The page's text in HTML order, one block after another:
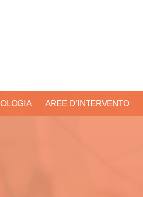
AREE D’INTERVENTO